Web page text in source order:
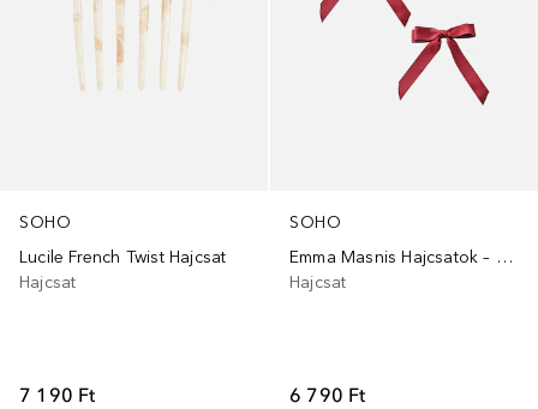
SOHO
Lucile French Twist Hajcsat
Hajcsat
7 190 Ft
SOHO
Emma Masnis Hajcsatok – Elegáns 2 darabos szett
Hajcsat
6 790 Ft